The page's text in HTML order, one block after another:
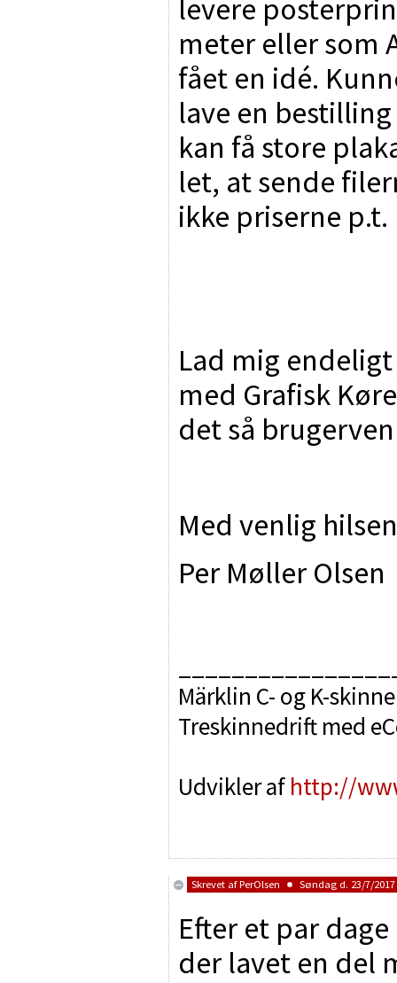
levere
meter eller som
fået en idé.
lave en
kan få store
let, at sende
ikke priserne p.t.
Lad mig
med Grafisk
det så
Med venlig hilsen
Per Møller Olsen
Märklin C- og K-
Treskinnedrift med
Udvikler af http://
Skrevet afPerOlsen Søndag d. 23/7/2017
Efter et par
der lavet en del